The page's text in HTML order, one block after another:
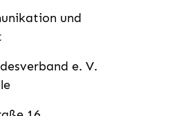
und
e. V.